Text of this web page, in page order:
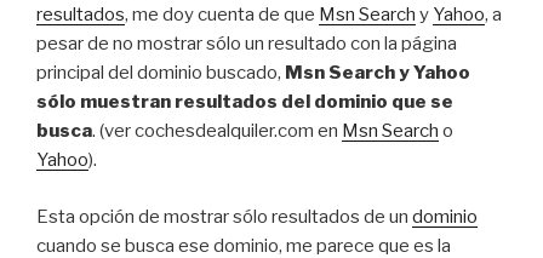
resultados, me doy cuenta de que Msn Search y Yahoo, a
pesar de no mostrar sólo un resultado con la página
principal del dominio buscado, Msn Search y Yahoo
sólo muestran resultados del dominio que se
busca. (ver cochesdealquiler.com en Msn Search o
Yahoo).
Esta opción de mostrar sólo resultados de un dominio
cuando se busca ese dominio, me parece que es la